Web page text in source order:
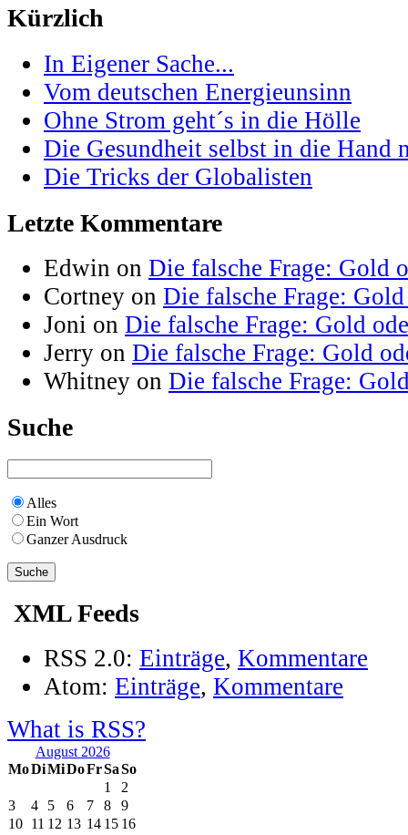
Kürzlich
In Eigener Sache...
Vom deutschen Energieunsinn
Ohne Strom geht´s in die Hölle
Die Gesundheit selbst in die Hand
Die Tricks der Globalisten
Letzte Kommentare
Edwin on Die falsche Frage: Gold
Cortney on Die falsche Frage:
Joni on Die falsche Frage: Gold
Jerry on Die falsche Frage: Gold
Whitney on Die falsche Frage:
Suche
Alles
Ein Wort
Ganzer Ausdruck
XML Feeds
RSS 2.0: Einträge, Kommentare
Atom: Einträge, Kommentare
What is RSS?
August 2026
MoDiMiDoFrSaSo
1
2
3
4 5 6 7 8
9
10 11 12 13 14 15 16